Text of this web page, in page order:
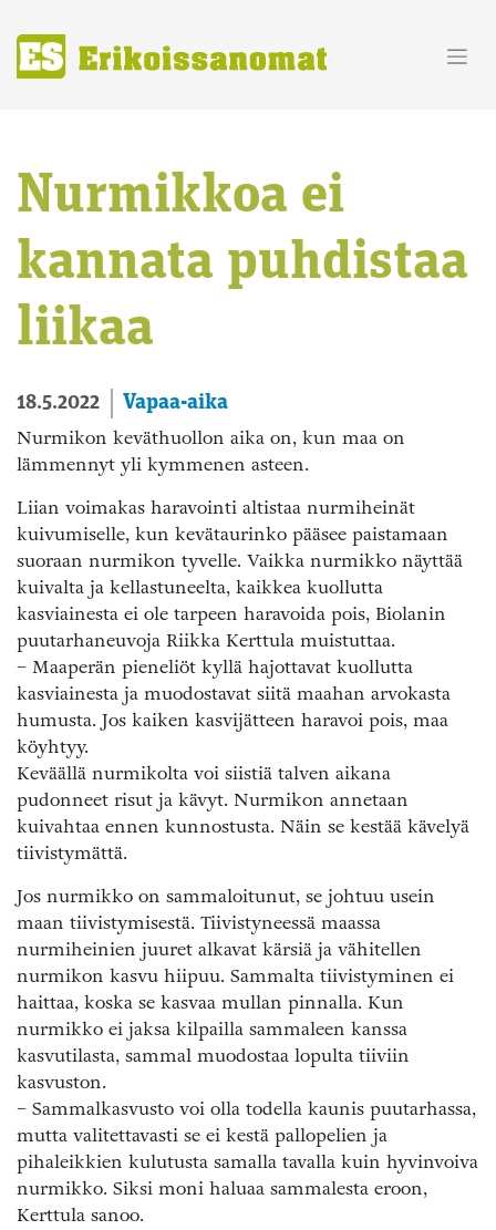
content
Nurmikkoa ei
kannata puhdistaa
liikaa
18.5.2022 Vapaa-aika
Nurmikon keväthuollon aika on, kun maa on
lämmennyt yli kymmenen asteen.
Liian voimakas haravointi altistaa nurmiheinät
kuivumiselle, kun kevätaurinko pääsee paistamaan
suoraan nurmikon tyvelle. Vaikka nurmikko näyttää
kuivalta ja kellastuneelta, kaikkea kuollutta
kasviainesta ei ole tarpeen haravoida pois, Biolanin
puutarhaneuvoja Riikka Kerttula muistuttaa.
− Maaperän pieneliöt kyllä hajottavat kuollutta
kasviainesta ja muodostavat siitä maahan arvokasta
humusta. Jos kaiken kasvijätteen haravoi pois, maa
köyhtyy.
Keväällä nurmikolta voi siistiä talven aikana
pudonneet risut ja kävyt. Nurmikon annetaan
kuivahtaa ennen kunnostusta. Näin se kestää kävelyä
tiivistymättä.
Jos nurmikko on sammaloitunut, se johtuu usein
maan tiivistymisestä. Tiivistyneessä maassa
nurmiheinien juuret alkavat kärsiä ja vähitellen
nurmikon kasvu hiipuu. Sammalta tiivistyminen ei
haittaa, koska se kasvaa mullan pinnalla. Kun
nurmikko ei jaksa kilpailla sammaleen kanssa
kasvutilasta, sammal muodostaa lopulta tiiviin
kasvuston.
− Sammalkasvusto voi olla todella kaunis puutarhassa,
mutta valitettavasti se ei kestä pallopelien ja
pihaleikkien kulutusta samalla tavalla kuin hyvinvoiva
nurmikko. Siksi moni haluaa sammalesta eroon,
Kerttula sanoo.